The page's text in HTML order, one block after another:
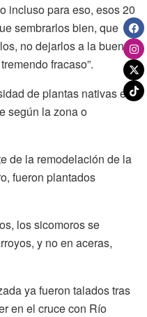
incluso para eso, esos 20
sembrarlos bien, que
no dejarlos a la buena
fracaso”.
de plantas nativas en
según la zona o
de la remodelación de la
fueron plantados
los sicomoros se
y no en aceras,
ya fueron talados tras
en el cruce con Río